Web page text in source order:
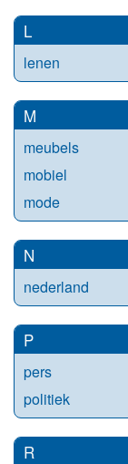
L
lenen
M
meubels
mobiel
mode
N
nederland
P
pers
politiek
R